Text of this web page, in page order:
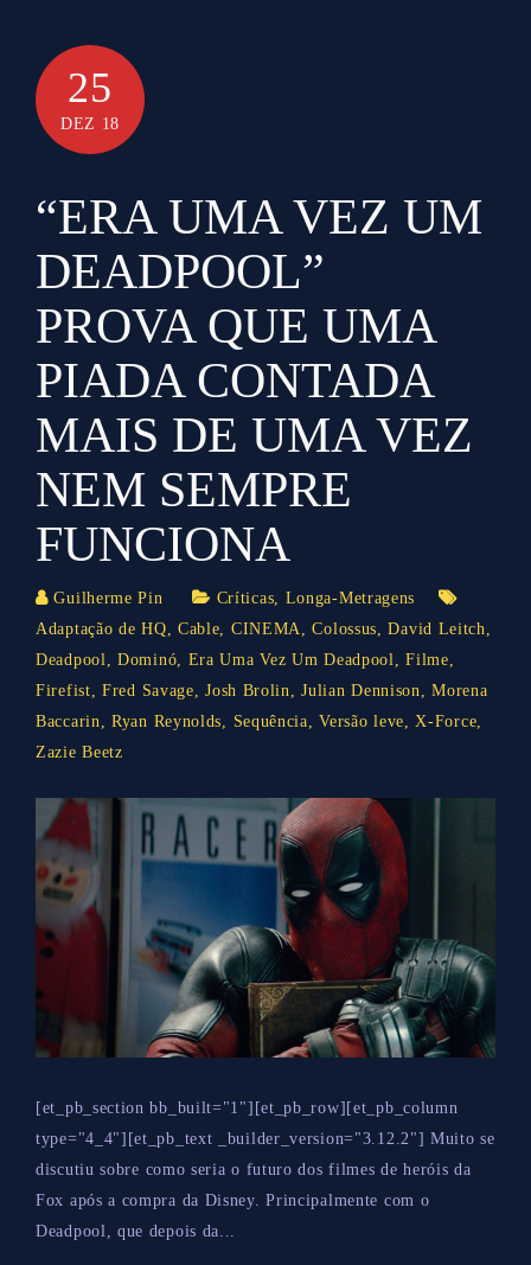
25
DEZ 18
“ERA UMA VEZ UM
DEADPOOL”
PROVA QUE UMA
PIADA CONTADA
MAIS DE UMA VEZ
NEM SEMPRE
FUNCIONA
Guilherme Pin Críticas, Longa-Metragens
Adaptação de HQ, Cable, CINEMA,Colossus,David Leitch,
Deadpool,Dominó, Era Uma Vez Um Deadpool,Filme,
Firefist,Fred Savage,Josh Brolin,Julian Dennison,Morena
Baccarin,Ryan Reynolds, Sequência,Versão leve,X-Force,
Zazie Beetz
[et_pb_section bb_built="1"][et_pb_row][et_pb_column
type="4_4"][et_pb_text _builder_version="3.12.2"] Muito se
discutiu sobre como seria o futuro dos filmes de heróis da
Fox após a compra da Disney. Principalmente com o
Deadpool, que depois da...